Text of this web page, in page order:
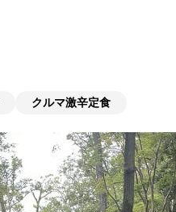
クルマ激辛定食